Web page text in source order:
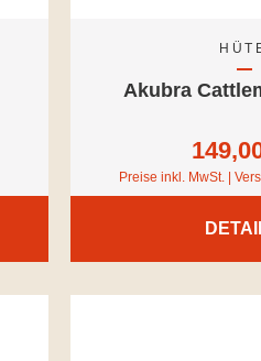
Akubra
Preise inkl. MwSt. |